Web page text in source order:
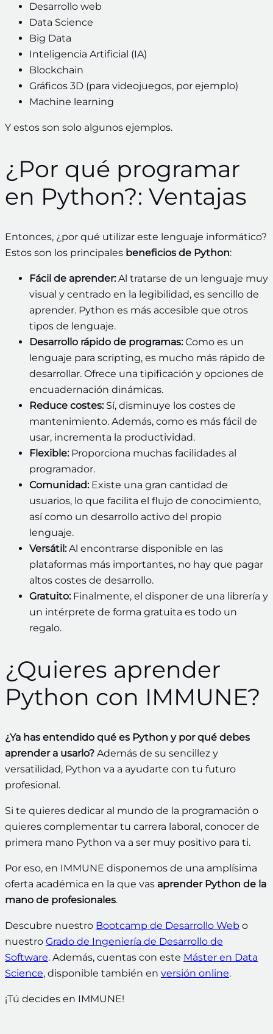
Desarrollo web
Data Science
Big Data
Inteligencia Artificial (IA)
Blockchain
Gráficos 3D (para videojuegos, por ejemplo)
Machine learning
Y estos son solo algunos ejemplos.
¿Por qué programar
en Python?: Ventajas
Entonces, ¿por qué utilizar este lenguaje informático?
Estos son los principales beneficios de Python:
Fácil de aprender:Al tratarse de un lenguaje muy
visual y centrado en la legibilidad, es sencillo de
aprender. Python es más accesible que otros
tipos de lenguaje.
Desarrollo rápido de programas:Como es un
lenguaje para scripting, es mucho más rápido de
desarrollar. Ofrece una tipificación y opciones de
encuadernación dinámicas.
Reduce costes:Sí, disminuye los costes de
mantenimiento. Además, como es más fácil de
usar, incrementa la productividad.
Flexible:Proporciona muchas facilidades al
programador.
Comunidad:Existe una gran cantidad de
usuarios, lo que facilita el flujo de conocimiento,
así como un desarrollo activo del propio
lenguaje.
Versátil:Al encontrarse disponible en las
plataformas más importantes, no hay que pagar
altos costes de desarrollo.
Gratuito:Finalmente, el disponer de una librería y
un intérprete de forma gratuita es todo un
regalo.
¿Quieres aprender
Python con IMMUNE?
¿Ya has entendido qué es Python y por qué debes
aprender a usarlo? Además de su sencillez y
versatilidad, Python va a ayudarte con tu futuro
profesional.
Si te quieres dedicar al mundo de la programación o
quieres complementar tu carrera laboral, conocer de
primera mano Python va a ser muy positivo para ti.
Por eso, en IMMUNE disponemos de una amplísima
oferta académica en la que vas aprender Python de la
mano de profesionales.
Descubre nuestro Bootcamp de Desarrollo Web o
nuestro Grado de Ingeniería de Desarrollo de
Software. Además, cuentas con este Máster en Data
Science, disponible también en versión online.
¡Tú decides en IMMUNE!